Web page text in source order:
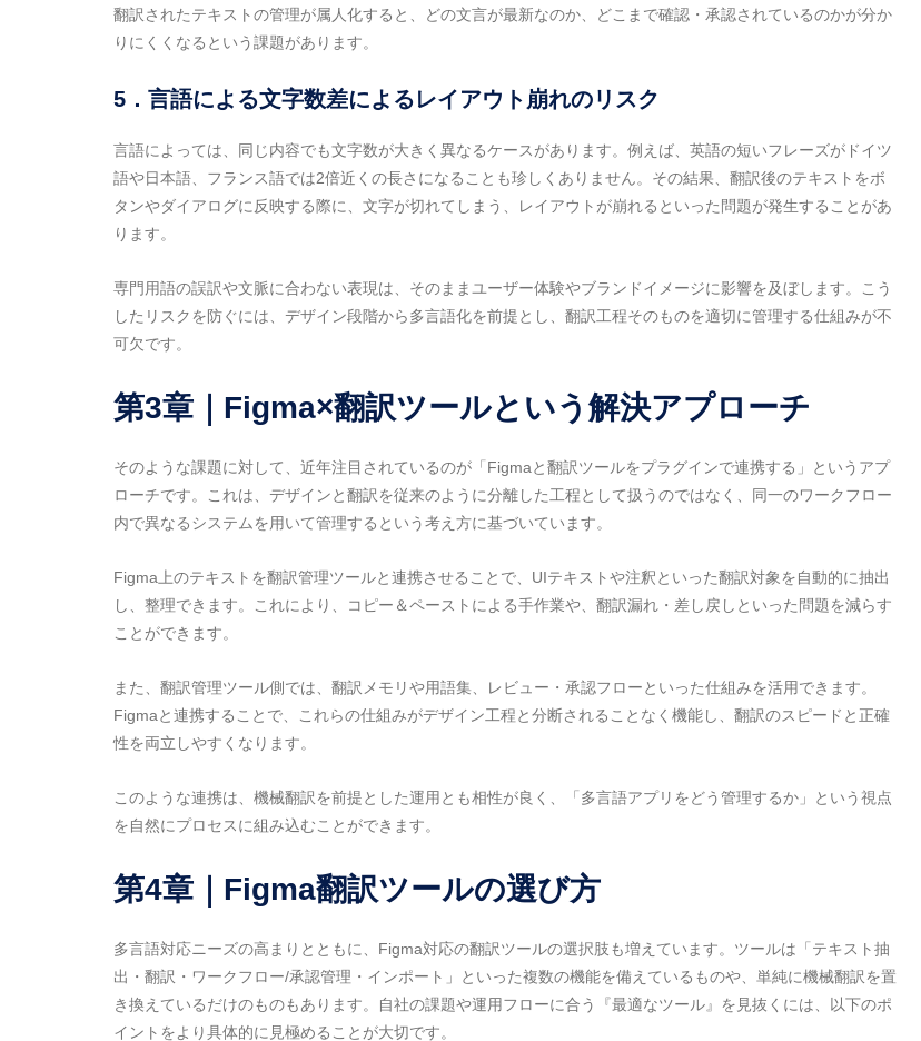
翻訳されたテキストの管理が属人化すると、どの文言が最新なのか、どこまで確認・承認されているのかが分か
りにくくなるという課題があります。
5．言語による文字数差によるレイアウト崩れのリスク
言語によっては、同じ内容でも文字数が大きく異なるケースがあります。例えば、英語の短いフレーズがドイツ
語や日本語、フランス語では2倍近くの長さになることも珍しくありません。その結果、翻訳後のテキストをボ
タンやダイアログに反映する際に、文字が切れてしまう、レイアウトが崩れるといった問題が発生することがあ
ります。
専門用語の誤訳や文脈に合わない表現は、そのままユーザー体験やブランドイメージに影響を及ぼします。こう
したリスクを防ぐには、デザイン段階から多言語化を前提とし、翻訳工程そのものを適切に管理する仕組みが不
可欠です。
第3章｜Figma×翻訳ツールという解決アプローチ
そのような課題に対して、近年注目されているのが「Figmaと翻訳ツールをプラグインで連携する」というアプ
ローチです。これは、デザインと翻訳を従来のように分離した工程として扱うのではなく、同一のワークフロー
内で異なるシステムを用いて管理するという考え方に基づいています。
Figma上のテキストを翻訳管理ツールと連携させることで、UIテキストや注釈といった翻訳対象を自動的に抽出
し、整理できます。これにより、コピー＆ペーストによる手作業や、翻訳漏れ・差し戻しといった問題を減らす
ことができます。
また、翻訳管理ツール側では、翻訳メモリや用語集、レビュー・承認フローといった仕組みを活用できます。
Figmaと連携することで、これらの仕組みがデザイン工程と分断されることなく機能し、翻訳のスピードと正確
性を両立しやすくなります。
このような連携は、機械翻訳を前提とした運用とも相性が良く、「多言語アプリをどう管理するか」という視点
を自然にプロセスに組み込むことができます。
第4章｜Figma翻訳ツールの選び方
多言語対応ニーズの高まりとともに、Figma対応の翻訳ツールの選択肢も増えています。ツールは「テキスト抽
出・翻訳・ワークフロー/承認管理・インポート」といった複数の機能を備えているものや、単純に機械翻訳を置
き換えているだけのものもあります。自社の課題や運用フローに合う『最適なツール』を見抜くには、以下のポ
イントをより具体的に見極めることが大切です。